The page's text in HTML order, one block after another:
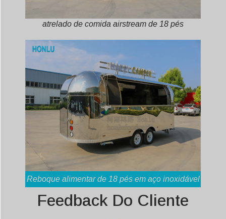
atrelado de comida airstream de 18 pés
Reboque alimentar de 18 pés em aço inoxidável
Feedback Do Cliente